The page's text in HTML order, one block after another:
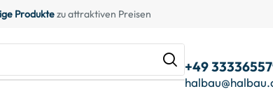
Produktezu attraktiven Preisen
+49